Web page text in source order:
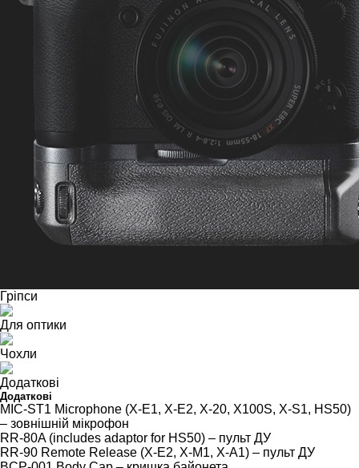
Гріпси
Для оптики
Чохли
Додаткові
Додаткові
MIC-ST1 Microphone (X-E1, X-E2, X-20, X100S, X-S1, HS50)
– зовнішній мікрофон
RR-80A (includes adaptor for HS50) – пульт ДУ
RR-90 Remote Release (X-E2, X-M1, X-A1) – пульт ДУ